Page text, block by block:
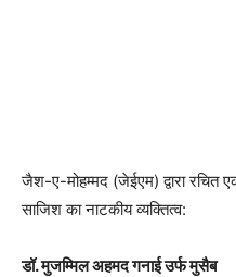
जैश-ए-मोहम्मद (जेईएम) द्वारा रचित
साजिश का नाटकीय व्यक्तित्व:
डॉ. मुजम्मिल अहमद गनाई उर्फ ​​मुसैब